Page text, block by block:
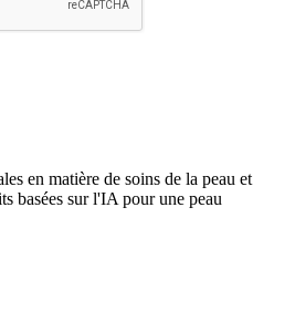
en matière de soins de la peau et
basées sur l'IA pour une peau